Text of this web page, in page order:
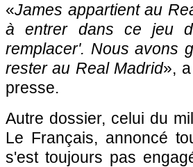
«James appartient au
à entrer dans ce jeu
remplacer'. Nous avons
rester au Real Madrid»,
presse.
Autre dossier, celui du
Le Français, annoncé
s'est toujours pas